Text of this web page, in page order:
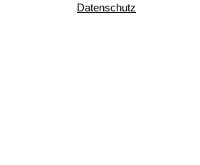
Datenschutz